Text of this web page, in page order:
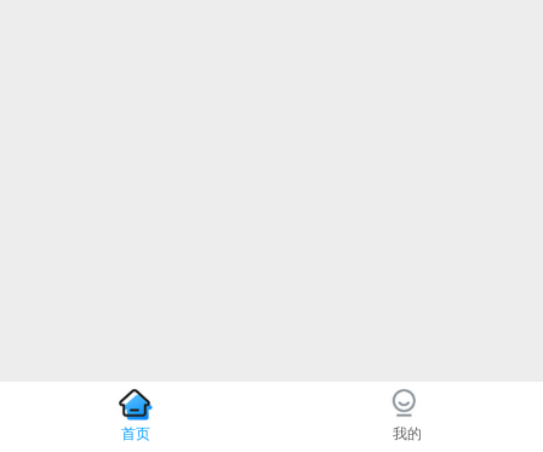
首页 我的